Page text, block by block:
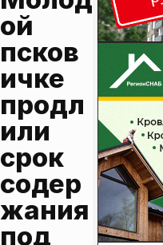
ой
псков
ичке
продл
или
срок
содер
жания
под